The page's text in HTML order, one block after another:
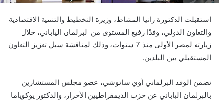
استقبلت الدكتورة رانيا المشاط، وزيرة التخطيط والتنمية الاقتصادية
والتعاون الدولي، وفدًا رفيع المستوى من البرلمان الياباني، خلال
زيارته لمصر الأولى منذ 7 سنوات، وذلك لمناقشة سبل تعزيز التعاون
المستقبلي بين البلدين.
تضمن الوفد البرلماني أوي ساتوشي، عضو مجلس المستشارين
بالبرلمان الياباني عن حزب الديمقراطيين الأحرار، والدكتور يوكوياما